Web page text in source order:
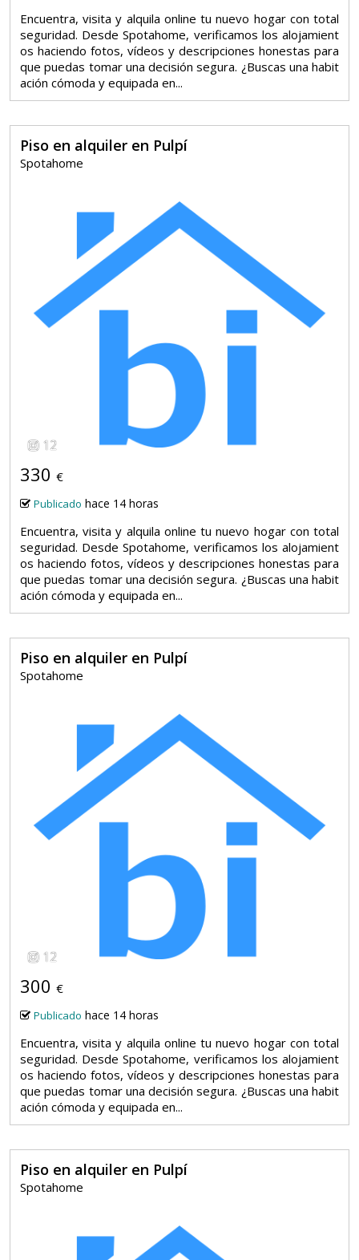
Encuentra, visita y alquila online tu nuevo hogar con total
seguridad. Desde Spotahome, verificamos los alojamient
os haciendo fotos, vídeos y descripciones honestas para
que puedas tomar una decisión segura. ¿Buscas una habit
ación cómoda y equipada en...
Piso en alquiler en Pulpí
Spotahome
12
330 €
Publicado hace 14 horas
Encuentra, visita y alquila online tu nuevo hogar con total
seguridad. Desde Spotahome, verificamos los alojamient
os haciendo fotos, vídeos y descripciones honestas para
que puedas tomar una decisión segura. ¿Buscas una habit
ación cómoda y equipada en...
Piso en alquiler en Pulpí
Spotahome
12
300 €
Publicado hace 14 horas
Encuentra, visita y alquila online tu nuevo hogar con total
seguridad. Desde Spotahome, verificamos los alojamient
os haciendo fotos, vídeos y descripciones honestas para
que puedas tomar una decisión segura. ¿Buscas una habit
ación cómoda y equipada en...
Piso en alquiler en Pulpí
Spotahome